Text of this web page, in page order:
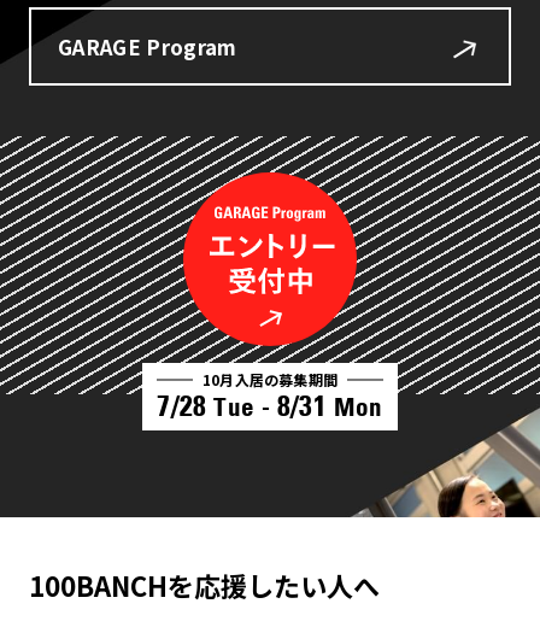
GARAGE Program
10月入居の募集期間
7/28 Tue - 8/31 Mon
100BANCHを応援したい人へ